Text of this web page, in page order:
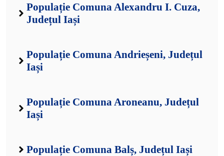
Populație Comuna Alexandru I. Cuza,
Județul Iași
Populație Comuna Andrieșeni, Județul
Iași
Populație Comuna Aroneanu, Județul
Iași
Populație Comuna Balș, Județul Iași